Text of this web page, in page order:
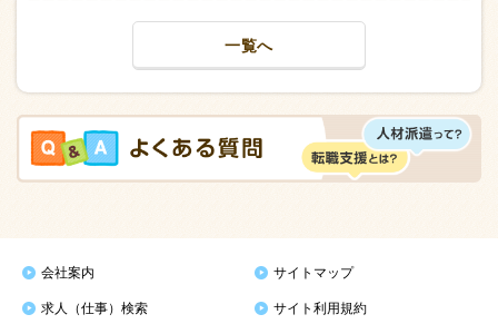
一覧へ
会社案内 サイトマップ
求人（仕事）検索 サイト利用規約